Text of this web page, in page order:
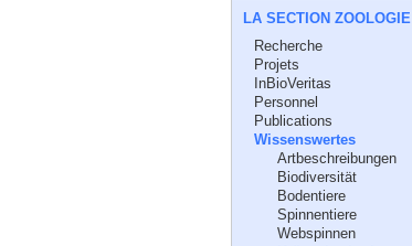
LA SECTION ZOOLOGIE
Recherche
Projets
InBioVeritas
Personnel
Publications
Wissenswertes
Artbeschreibungen
Biodiversität
Bodentiere
Spinnentiere
Webspinnen